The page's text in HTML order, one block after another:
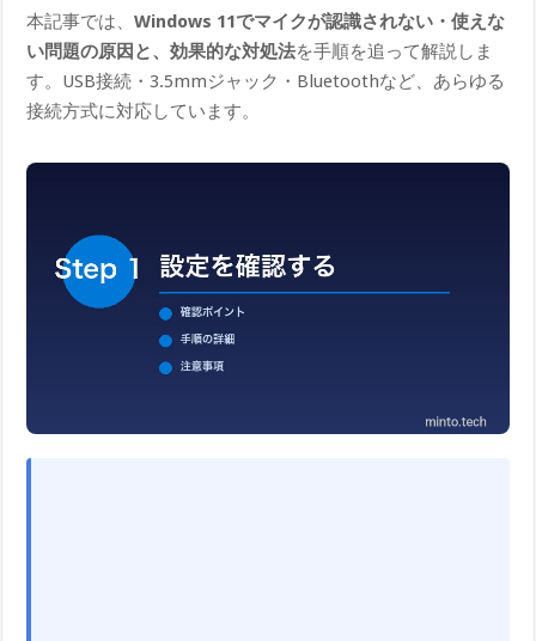
本記事では、Windows 11でマイクが認識されない・使えな
い問題の原因と、効果的な対処法を手順を追って解説しま
す。USB接続・3.5mmジャック・Bluetoothなど、あらゆる
接続方式に対応しています。